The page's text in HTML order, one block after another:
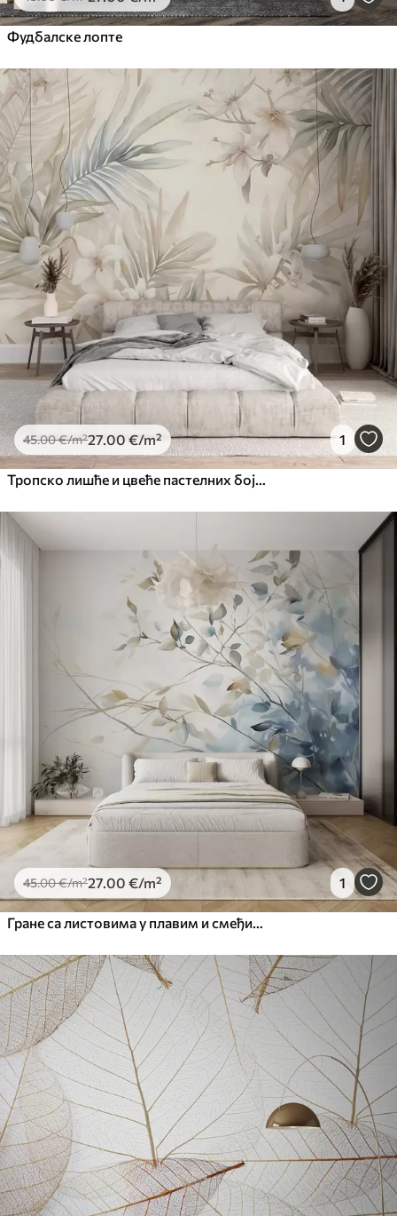
Фудбалске лопте
45.00€/m²27 .00 €/m² 1
45.00€/m²27 .00 €/m² 1